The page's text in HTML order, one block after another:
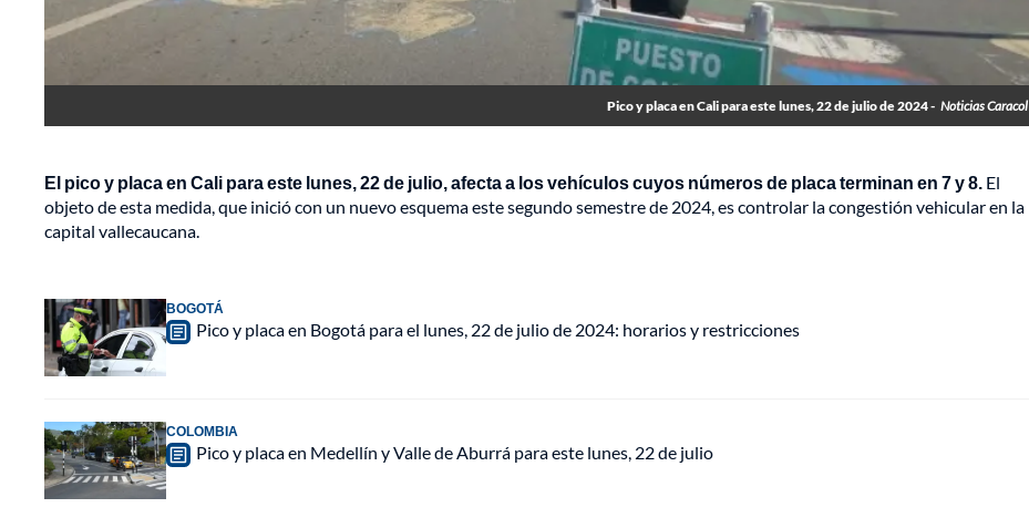
Pico y placa en Cali para este lunes, 22 de julio de 2024 - Noticias Caracol
El pico y placa en Cali para este lunes, 22 de julio, afecta a los vehículos cuyos números de placa terminan en 7 y 8. El
objeto de esta medida, que inició con un nuevo esquema este segundo semestre de 2024, es controlar la congestión vehicular en la
capital vallecaucana.
BOGOTÁ
Pico y placa en Bogotá para el lunes, 22 de julio de 2024: horarios y restricciones
COLOMBIA
Pico y placa en Medellín y Valle de Aburrá para este lunes, 22 de julio